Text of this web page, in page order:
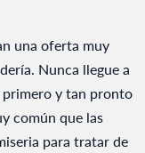
una oferta muy
Nunca llegue a
primero y tan pronto
común que las
para tratar de